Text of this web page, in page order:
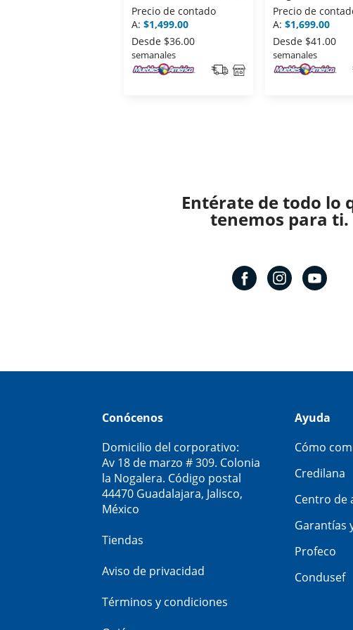
CON LUZ LED XL
Precio de contado
A: $1,499.00
Desde $36.00
semanales
Precio de
A: $1,699.00
Desde $41.00
semanales
Entérate de todo lo
tenemos para ti.
Conócenos
Domicilio del corporativo:
Av 18 de marzo # 309. Colonia
la Nogalera. Código postal
44470 Guadalajara, Jalisco,
México
Tiendas
Aviso de privacidad
Términos y condiciones
Ayuda
Cómo
Credilana
Centro de
Garantías
Profeco
Condusef